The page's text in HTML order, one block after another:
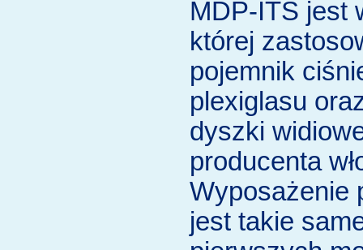
MDP-ITS jest
której
pojemnik
plexiglasu
dyszki
producenta
Wyposażenie
jest takie